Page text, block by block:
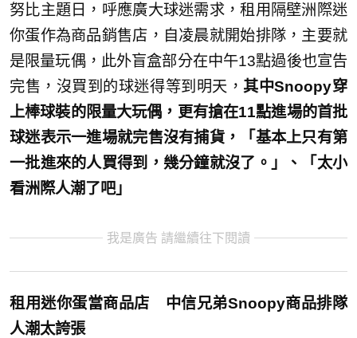
努比主題日，呼應廣大球迷需求，租用隔壁洲際迷
你蛋作為商品銷售店，自凌晨就開始排隊，主要就
是限量玩偶，此外盲盒部分在中午13點過後也宣告
完售，沒買到的球迷得等到明天， 其中Snoopy穿
上棒球裝的限量大玩偶，更有搶在11點進場的首批
球迷表示一進場就完售沒有捕貨，「基本上只有第
一批進來的人買得到，幾分鐘就沒了。」、「太小
看洲際人潮了吧」
我是廣告 請繼續往下閱讀
租用迷你蛋當商品店 中信兄弟Snoopy商品排隊
人潮太誇張